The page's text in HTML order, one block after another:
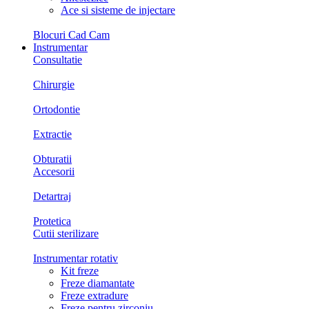
Ace si sisteme de injectare
Blocuri Cad Cam
Instrumentar
Consultatie
Chirurgie
Ortodontie
Extractie
Obturatii
Accesorii
Detartraj
Protetica
Cutii sterilizare
Instrumentar rotativ
Kit freze
Freze diamantate
Freze extradure